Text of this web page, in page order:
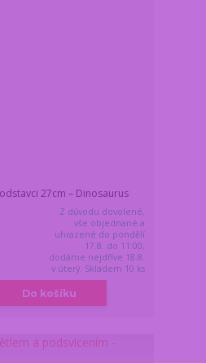
27cm – Dinosaurus
Z důvodu dovolené,
vše objednané a
uhrazené do pondělí
17.8. do 11:00,
dodáme nejdříve 18.8.
v úterý. Skladem 10 ks
Do košíku